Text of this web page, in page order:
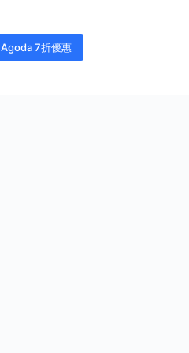
Agoda 7折優惠